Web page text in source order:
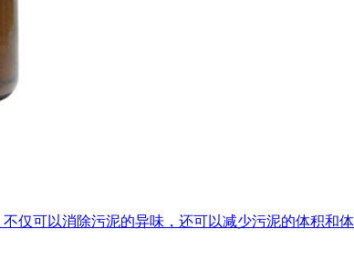
仅可以消除污泥的异味，还可以减少污泥的体积和